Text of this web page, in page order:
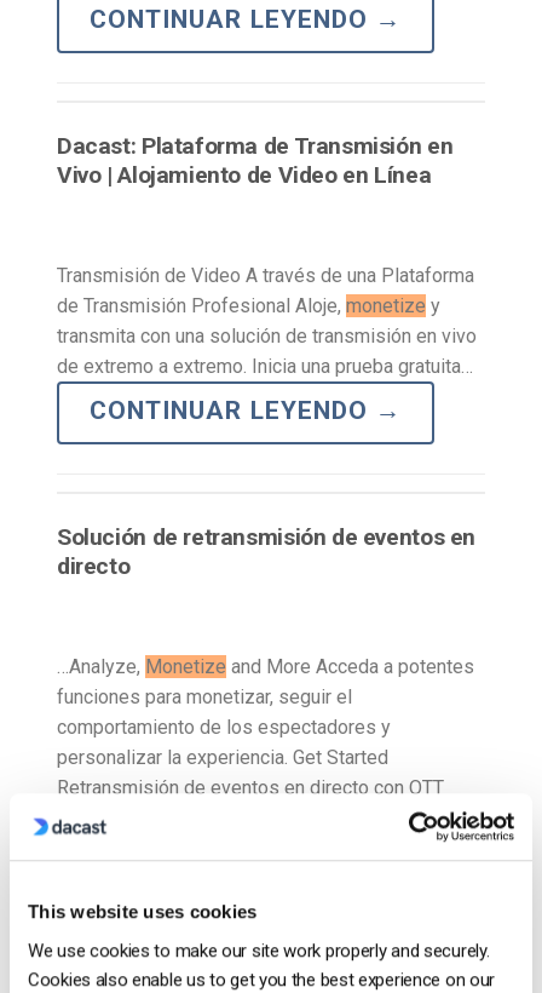
This website uses cookies
We use cookies to make our site work properly and securely.
Cookies also enable us to get you the best experience on our
CONTINUAR LEYENDO →
Dacast: Plataforma de Transmisión en
Vivo | Alojamiento de Video en Línea
Transmisión de Video A través de una Plataforma
de Transmisión Profesional Aloje, monetize y
transmita con una solución de transmisión en vivo
de extremo a extremo. Inicia una prueba gratuita…
CONTINUAR LEYENDO →
Solución de retransmisión de eventos en
directo
…Analyze, Monetize and More Acceda a potentes
funciones para monetizar, seguir el
comportamiento de los espectadores y
personalizar la experiencia. Get Started
Retransmisión de eventos en directo con OTT
Expand…
CONTINUAR LEYENDO→
1 2 3